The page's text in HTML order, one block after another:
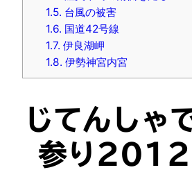
1.5. 台風の被害
1.6. 国道42号線
1.7. 伊良湖岬
1.8. 伊勢神宮内宮
じてんしゃ
参り2012